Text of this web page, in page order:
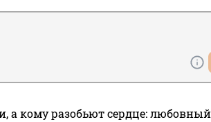
а кому разобьют сердце: любовный